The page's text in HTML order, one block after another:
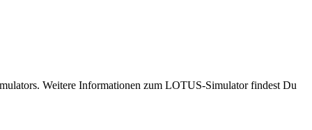
Weitere Informationen zum LOTUS-Simulator findest Du